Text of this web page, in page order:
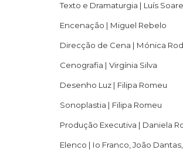
Texto e Dramaturgia | Luís
Encenação | Miguel Rebelo
Direcção de Cena | Mónica
Cenografia | Virgínia Silva
Desenho Luz | Filipa Romeu
Sonoplastia | Filipa Romeu
Produção Executiva | Daniela
Elenco | Io Franco, João